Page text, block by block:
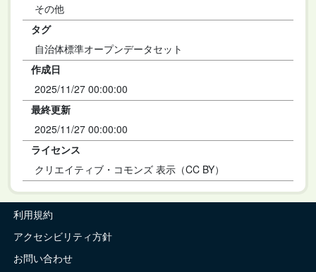
その他
タグ
自治体標準オープンデータセット
作成日
2025/11/27 00:00:00
最終更新
2025/11/27 00:00:00
ライセンス
クリエイティブ・コモンズ 表示（CC BY）
利用規約
アクセシビリティ方針
お問い合わせ